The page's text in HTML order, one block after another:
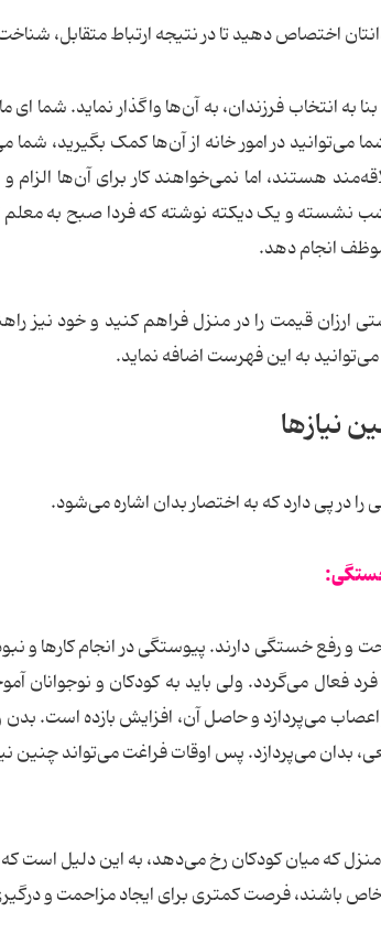
اختصاص دهید تا در نتیجه ارتباط متقابل،
به انتخاب فرزندان، به آن‌ها واگذار نماید. شما ای
می‌توانید در امور خانه از آن‌ها کمک بگیرید، شما
هستند، اما نمی‌خواهند کار برای آن‌ها الزام
نشسته و یک دیکته نوشته که فردا صبح به
انجام دهد.
ارزان قیمت را در منزل فراهم کنید و خود نیز
می‌توانید به این فهرست اضافه نماید.
نیازها
را در پی دارد که به اختصار بدان اشاره می‌شود.
و رفع خستگی دارند. پیوستگی در انجام کارها و
فعال می‌گردد. ولی باید به کودکان و نوجوانان
می‌پردازد و حاصل آن، افزایش بازده است.
بدان می‌پردازد. پس اوقات فراغت می‌تواند چنین
که میان کودکان رخ می‌دهد، به این دلیل است که
باشند، فرصت کمتری برای ایجاد مزاحمت و درگیری